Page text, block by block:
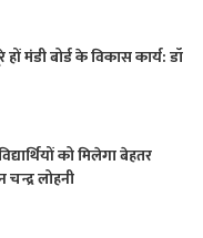
हों मंडी बोर्ड के विकास कार्य: डॉ
को मिलेगा बेहतर
चन्द्र लोहनी